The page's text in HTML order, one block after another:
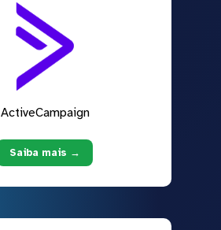
ActiveCampaign
Saiba mais →